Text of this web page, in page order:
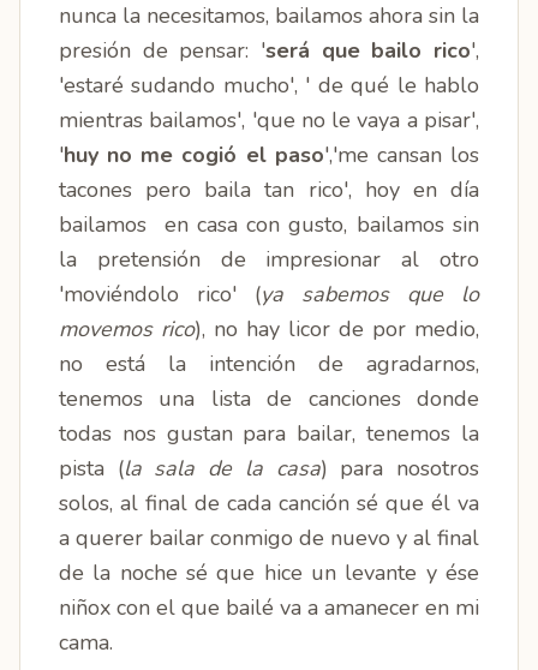
nunca la necesitamos, bailamos ahora sin la
presión de pensar: 'será que bailo rico',
'estaré sudando mucho', ' de qué le hablo
mientras bailamos', 'que no le vaya a pisar',
'huy no me cogió el paso','me cansan los
tacones pero baila tan rico', hoy en día
bailamos en casa con gusto, bailamos sin
la pretensión de impresionar al otro
'moviéndolo rico' (ya sabemos que lo
movemos rico), no hay licor de por medio,
no está la intención de agradarnos,
tenemos una lista de canciones donde
todas nos gustan para bailar, tenemos la
pista (la sala de la casa) para nosotros
solos, al final de cada canción sé que él va
a querer bailar conmigo de nuevo y al final
de la noche sé que hice un levante y ése
niñox con el que bailé va a amanecer en mi
cama.